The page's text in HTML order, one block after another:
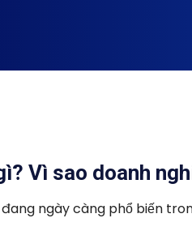
Vì sao doanh
ngày càng phổ biến